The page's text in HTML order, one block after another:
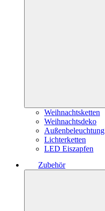
Weihnachtsketten
Weihnachtsdeko
Außenbeleuchtung
Lichterketten
LED Eiszapfen
Zubehör